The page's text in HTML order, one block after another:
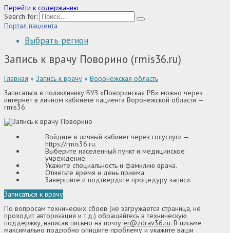
Перейти к содержанию
Search for:
Портал пациента
Выбрать регион
Запись к врачу Поворино (rmis36.ru)
Главная » Запись к врачу » Воронежская область
Записаться в поликлинику БУЗ «Поворинская РБ» можно через
интернет в личном кабинете пациента Воронежской области —
rmis36.
Войдите в личный кабинет через госуслуги —
https://rmis36.ru.
Выберите населенный пункт и медицинское
учреждение.
Укажите специальность и фамилию врача.
Отметьте время и день приема.
Завершите и подтвердите процедуру записи.
Записаться к врачу
По вопросам технических сбоев (не загружается страница, не
проходит авторизация и т.д.) обращайтесь в техническую
поддержку, написав письмо на почту er@zdrav36.ru. В письме
максимально подробно опишите проблему и укажите ваши